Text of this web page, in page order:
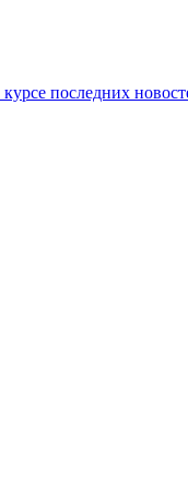
последних